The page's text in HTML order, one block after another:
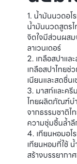
1. น้ำมันนวดอโ
น้ำมันนวดสูตร
จิตใจมีส่วนผสม
ลาเวนเดอร์
2. เกลือสปาแล
เกลือสปาไทยช่
เนียนและสดชื่น
3. มาสก์และครี
ไทยผลิตภัณฑ์บ
จากธรรมชาติ
ความชุ่มชื้นล้ำ
4. เทียนหอมอโ
เทียนหอมที่ใช้
สร้างบรรยากา